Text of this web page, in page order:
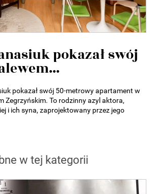
pokazał swój
pokazał swój 50-metrowy apartament w
Zegrzyńskim. To rodzinny azyl aktora,
i ich syna, zaprojektowany przez jego
w tej kategorii